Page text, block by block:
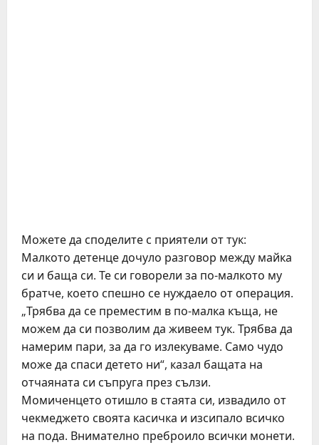
Можете да споделите с приятели от тук:
Малкото детенце дочуло разговор между майка
си и баща си. Те си говорели за по-малкото му
братче, което спешно се нуждаело от операция.
„Трябва да се преместим в по-малка къща, не
можем да си позволим да живеем тук. Трябва да
намерим пари, за да го излекуваме. Само чудо
може да спаси детето ни“, казал бащата на
отчаяната си съпруга през сълзи.
Момиченцето отишло в стаята си, извадило от
чекмеджето своята касичка и изсипало всичко
на пода. Внимателно преброило всички монети.